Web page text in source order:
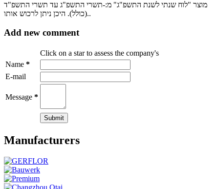
מוצר "לוח שנתי לשנת התשפ"ג" מ:-תשרי התשפ"ג עד תשרי התשפ"ד
(כולל). היכן ניתן לרכוש אותו..
Add new comment
Click on a star to assess the company's
Name *
E-mail
Message *
Manufacturers